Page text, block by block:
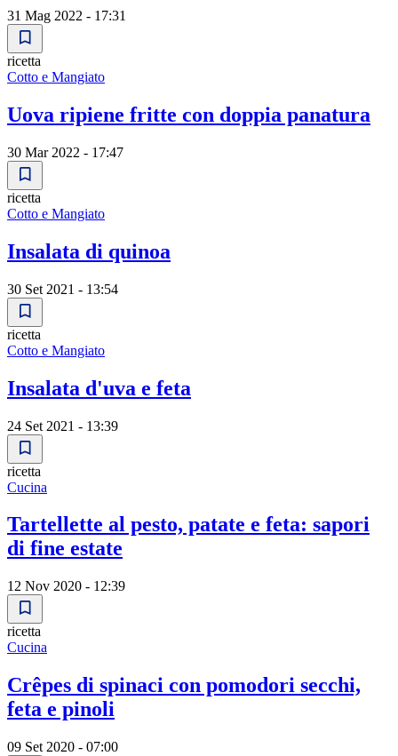
31 Mag 2022 - 17:31
ricetta
Cotto e Mangiato
Uova ripiene fritte con doppia panatura
30 Mar 2022 - 17:47
ricetta
Cotto e Mangiato
Insalata di quinoa
30 Set 2021 - 13:54
ricetta
Cotto e Mangiato
Insalata d'uva e feta
24 Set 2021 - 13:39
ricetta
Cucina
Tartellette al pesto, patate e feta: sapori
di fine estate
12 Nov 2020 - 12:39
ricetta
Cucina
Crêpes di spinaci con pomodori secchi,
feta e pinoli
09 Set 2020 - 07:00